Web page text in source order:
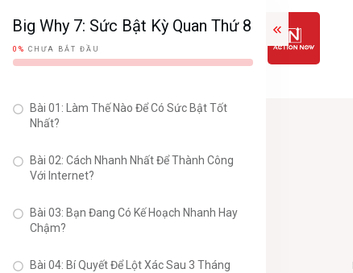
Big Why 7: Sức Bật Kỳ Quan Thứ 8
0% CHƯA BẮT ĐẦU
Bài 01: Làm Thế Nào Để Có Sức Bật Tốt
Nhất?
Bài 02: Cách Nhanh Nhất Để Thành Công
Với Internet?
Bài 03: Bạn Đang Có Kế Hoạch Nhanh Hay
Chậm?
Bài 04: Bí Quyết Để Lột Xác Sau 3 Tháng